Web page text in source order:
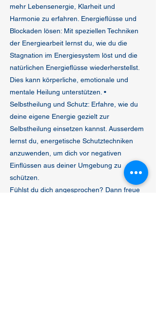
mehr Lebensenergie, Klarheit und
Harmonie zu erfahren. Energieflüsse und
Blockaden lösen: Mit speziellen Techniken
der Energiearbeit lernst du, wie du die
Stagnation im Energiesystem löst und die
natürlichen Energieflüsse wiederherstellst.
Dies kann körperliche, emotionale und
mentale Heilung unterstützen. •
Selbstheilung und Schutz: Erfahre, wie du
deine eigene Energie gezielt zur
Selbstheilung einsetzen kannst. Ausserdem
lernst du, energetische Schutztechniken
anzuwenden, um dich vor negativen
Einflüssen aus deiner Umgebung zu
schützen.
Fühlst du dich angesprochen? Dann freue